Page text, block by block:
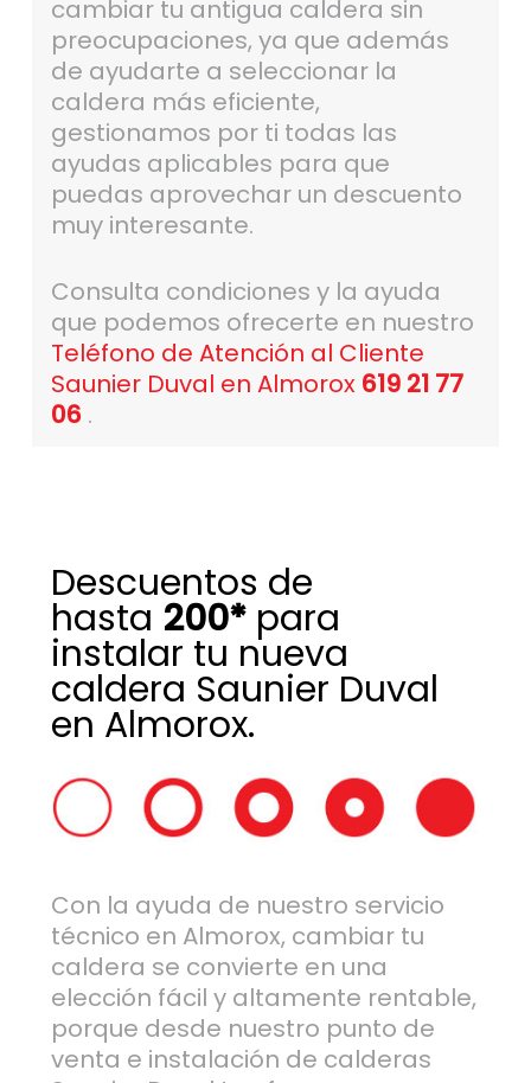
cambiar tu antigua caldera sin
preocupaciones, ya que además
de ayudarte a seleccionar la
caldera más eficiente,
gestionamos por ti todas las
ayudas aplicables para que
puedas aprovechar un descuento
muy interesante.
Consulta condiciones y la ayuda
que podemos ofrecerte en nuestro
Teléfono de Atención al Cliente
Saunier Duval en Almorox 619 21 77
06 .
Descuentos de
hasta 200*para
instalar tu nueva
caldera Saunier Duval
en Almorox.
Con la ayuda de nuestro servicio
técnico en Almorox, cambiar tu
caldera se convierte en una
elección fácil y altamente rentable,
porque desde nuestro punto de
venta e instalación de calderas